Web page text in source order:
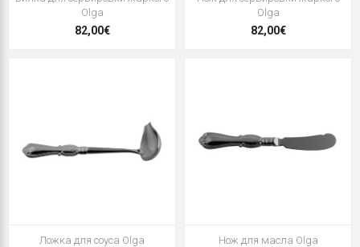
Olga
82,00€
Olga
82,00€
Ложка для соуса Olga Нож для масла Olga